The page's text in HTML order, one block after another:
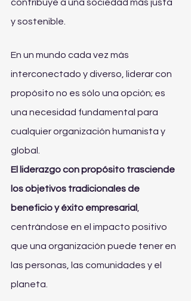
contribuye a una sociedad más justa
y sostenible.
En un mundo cada vez más
interconectado y diverso, liderar con
propósito no es sólo una opción; es
una necesidad fundamental para
cualquier organización humanista y
global.
El liderazgo con propósito trasciende
los objetivos tradicionales de
beneficio y éxito empresarial
centrándose en el impacto positivo
que una organización puede tener en
las personas, las comunidades y el
planeta.